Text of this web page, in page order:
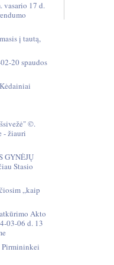
vasario 17 d.
į tautą,
20 spaudos
©.
- žiauri
GYNĖJŲ
Stasio
„kaip
Akto
03-06 d. 13
Pirmininkei